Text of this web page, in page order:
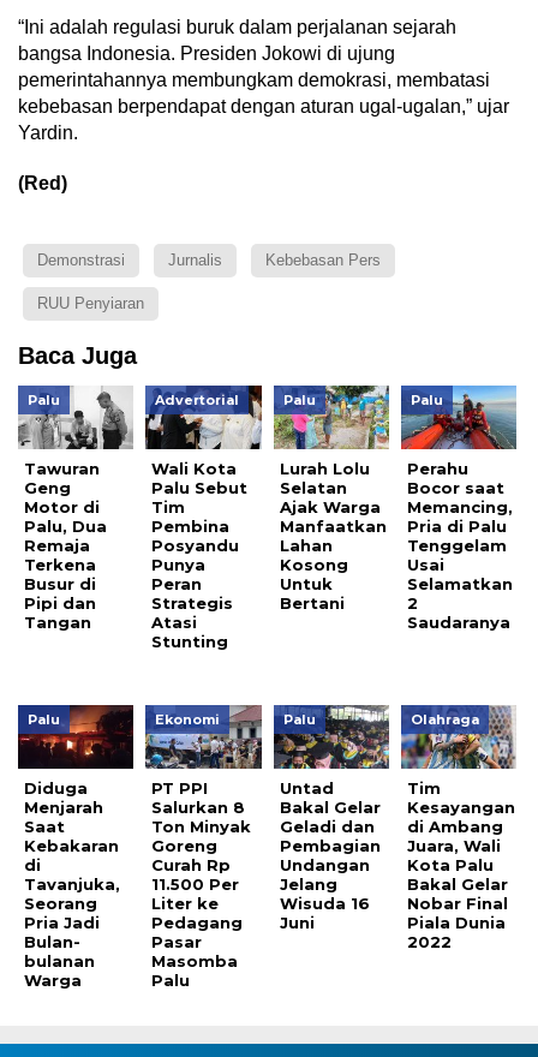
“Ini adalah regulasi buruk dalam perjalanan sejarah
bangsa Indonesia. Presiden Jokowi di ujung
pemerintahannya membungkam demokrasi, membatasi
kebebasan berpendapat dengan aturan ugal-ugalan,” ujar
Yardin.
(Red)
Demonstrasi Jurnalis Kebebasan Pers
RUU Penyiaran
Baca Juga
Palu
Tawuran
Geng
Motor di
Palu, Dua
Remaja
Terkena
Busur di
Pipi dan
Tangan
Advertorial
Wali Kota
Palu Sebut
Tim
Pembina
Posyandu
Punya
Peran
Strategis
Atasi
Stunting
Palu
Lurah Lolu
Selatan
Ajak Warga
Manfaatkan
Lahan
Kosong
Untuk
Bertani
Palu
Perahu
Bocor saat
Memancing,
Pria di Palu
Tenggelam
Usai
Selamatkan
2
Saudaranya
Palu
Diduga
Menjarah
Saat
Kebakaran
di
Tavanjuka,
Seorang
Pria Jadi
Bulan-
bulanan
Warga
Ekonomi
PT PPI
Salurkan 8
Ton Minyak
Goreng
Curah Rp
11.500 Per
Liter ke
Pedagang
Pasar
Masomba
Palu
Palu
Untad
Bakal Gelar
Geladi dan
Pembagian
Undangan
Jelang
Wisuda 16
Juni
Olahraga
Tim
Kesayangan
di Ambang
Juara, Wali
Kota Palu
Bakal Gelar
Nobar Final
Piala Dunia
2022